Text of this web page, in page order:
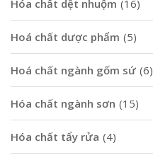
Hóa chất dệt nhuộm (16)
Hoá chất dược phẩm (5)
Hoá chất ngành gốm sứ (6)
Hóa chất ngành sơn (15)
Hóa chất tẩy rửa (4)